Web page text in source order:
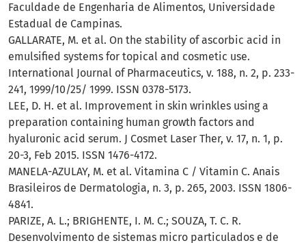
Faculdade de Engenharia de Alimentos, Universidade
Estadual de Campinas.
GALLARATE, M. et al. On the stability of ascorbic acid in
emulsified systems for topical and cosmetic use.
International Journal of Pharmaceutics, v. 188, n. 2, p. 233-
241, 1999/10/25/ 1999. ISSN 0378-5173.
LEE, D. H. et al. Improvement in skin wrinkles using a
preparation containing human growth factors and
hyaluronic acid serum. J Cosmet Laser Ther, v. 17, n. 1, p.
20-3, Feb 2015. ISSN 1476-4172.
MANELA-AZULAY, M. et al. Vitamina C / Vitamin C. Anais
Brasileiros de Dermatologia, n. 3, p. 265, 2003. ISSN 1806-
4841.
PARIZE, A. L.; BRIGHENTE, I. M. C.; SOUZA, T. C. R.
Desenvolvimento de sistemas micro particulados e de